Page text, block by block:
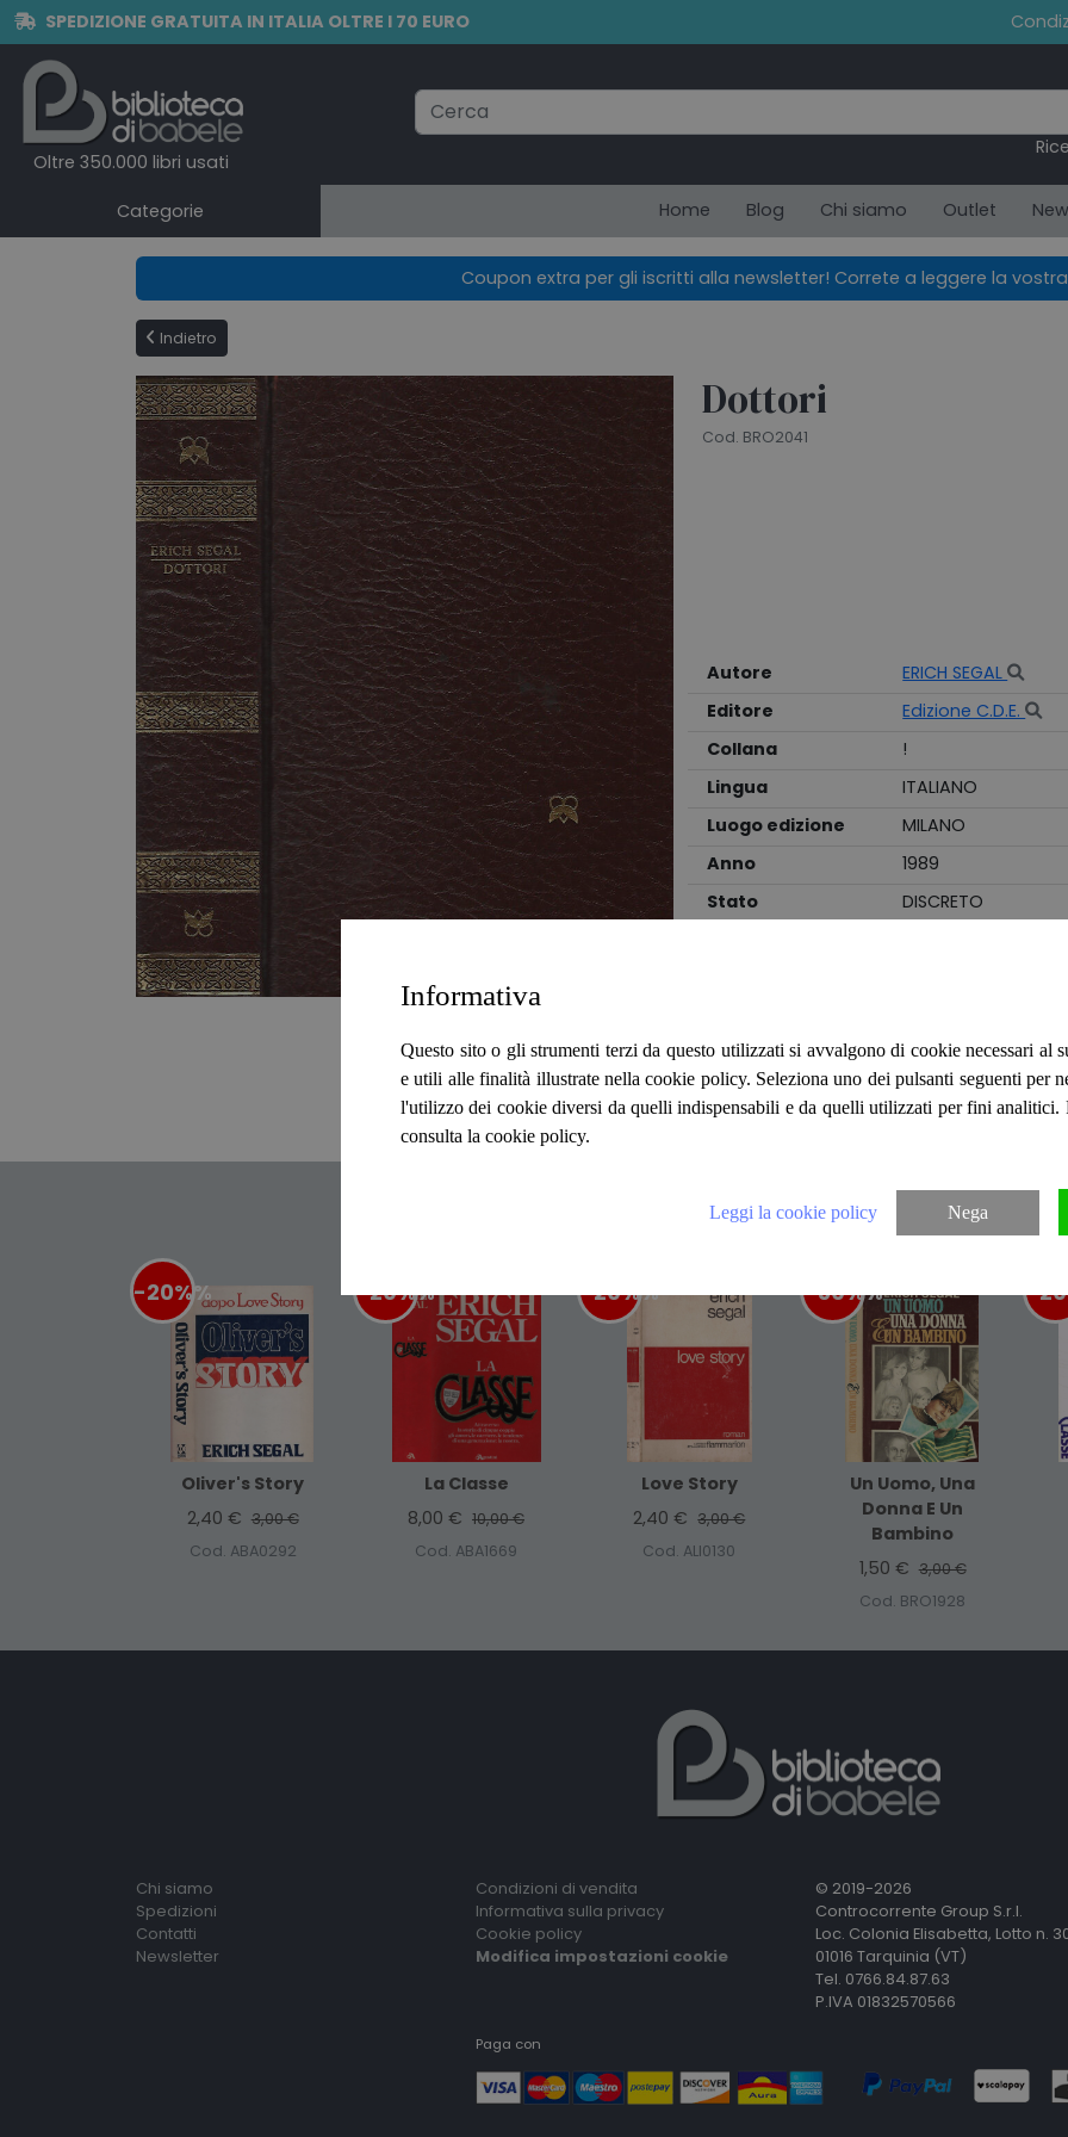
SPEDIZIONE GRATUITA IN ITALIA OLTRE I 70 EURO
Oltre 350.000 libri usati
Categorie Home Blog Chi siamo Outlet
Coupon extra per gli iscritti alla newsletter! Correte a leggere la
Indietro
Dottori
Cod. BRO2041
Autore
ERICH SEGAL
Editore
Edizione C.D.E.
Collana
!
Lingua
ITALIANO
Luogo edizione
MILANO
Anno
1989
Stato
DISCRETO
"Edizione CDE su licenza della Sperling e
traduzione di Maria Grazia Griffini.
al dorso, con lievi ammaccatura alla
tutto il margine interno della
pagine ben conservate. Numero pagine
Articoli suggeriti
-20%%
Oliver's Story
2,40 € 3,00 €
Cod. ABA0292
-20%%
La Classe
8,00 € 10,00 €
Cod. ABA1669
-20%%
Love Story
2,40 € 3,00 €
Cod. ALI0130
-50%%
Un Uomo, Una
Donna E Un
Bambino
1,50 € 3,00 €
Cod. BRO1928
-
Chi siamo
Spedizioni
Contatti
Newsletter
Condizioni di vendita
Informativa sulla privacy
Cookie policy
Modifica impostazioni cookie
© 2019-2026
Controcorrente Group S.r.l.
Loc. Colonia Elisabetta, Lotto n.
01016 Tarquinia (VT)
Tel. 0766.84.87.63
P.IVA 01832570566
Paga con
Informativa
Questo sito o gli strumenti terzi da questo utilizzati si avvalgono di cookie necessari al
e utili alle finalità illustrate nella cookie policy. Seleziona uno dei pulsanti seguenti per
l'utilizzo dei cookie diversi da quelli indispensabili e da quelli utilizzati per fini analitici.
consulta la cookie policy.
Leggi la cookie policy Nega